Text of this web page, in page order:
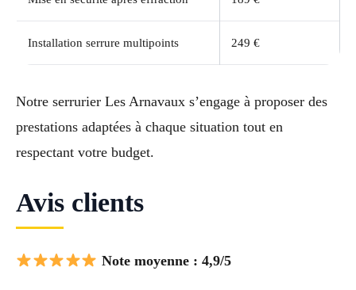
Installation serrure multipoints 249 €
Notre serrurier Les Arnavaux s’engage à proposer des
prestations adaptées à chaque situation tout en
respectant votre budget.
Avis clients
Note moyenne : 4,9/5